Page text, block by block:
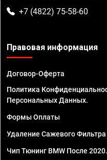
+7 (4822) 75-58-60
Правовая информация
Договор-Оферта
Политика
Персональных Данных.
Формы Оплаты
Удаление Сажевого
Чип Тюнинг BMW После